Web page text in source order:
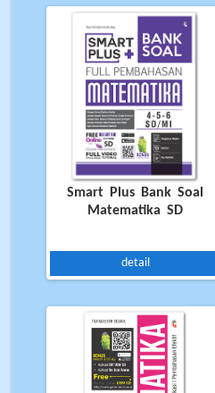
di kota
Smart Plus Bank Soal
Matematika SD
detail